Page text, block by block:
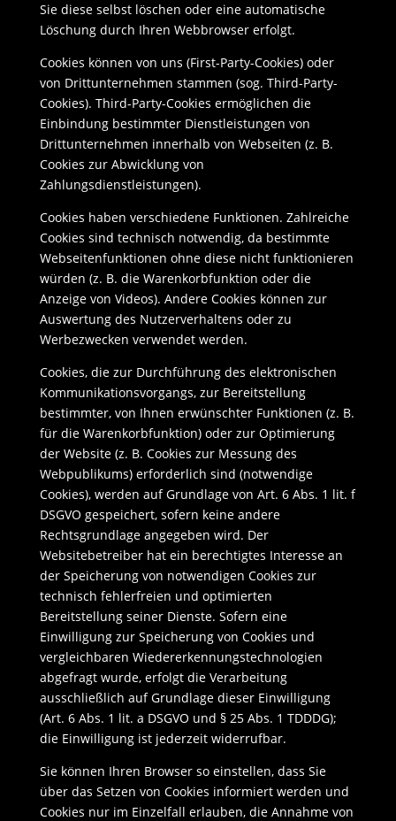
Sie diese selbst löschen oder eine automatische
Löschung durch Ihren Webbrowser erfolgt.
Cookies können von uns (First-Party-Cookies) oder
von Drittunternehmen stammen (sog. Third-Party-
Cookies). Third-Party-Cookies ermöglichen die
Einbindung bestimmter Dienstleistungen von
Drittunternehmen innerhalb von Webseiten (z. B.
Cookies zur Abwicklung von
Zahlungsdienstleistungen).
Cookies haben verschiedene Funktionen. Zahlreiche
Cookies sind technisch notwendig, da bestimmte
Webseitenfunktionen ohne diese nicht funktionieren
würden (z. B. die Warenkorbfunktion oder die
Anzeige von Videos). Andere Cookies können zur
Auswertung des Nutzerverhaltens oder zu
Werbezwecken verwendet werden.
Cookies, die zur Durchführung des elektronischen
Kommunikationsvorgangs, zur Bereitstellung
bestimmter, von Ihnen erwünschter Funktionen (z. B.
für die Warenkorbfunktion) oder zur Optimierung
der Website (z. B. Cookies zur Messung des
Webpublikums) erforderlich sind (notwendige
Cookies), werden auf Grundlage von Art. 6 Abs. 1 lit. f
DSGVO gespeichert, sofern keine andere
Rechtsgrundlage angegeben wird. Der
Websitebetreiber hat ein berechtigtes Interesse an
der Speicherung von notwendigen Cookies zur
technisch fehlerfreien und optimierten
Bereitstellung seiner Dienste. Sofern eine
Einwilligung zur Speicherung von Cookies und
vergleichbaren Wiedererkennungstechnologien
abgefragt wurde, erfolgt die Verarbeitung
ausschließlich auf Grundlage dieser Einwilligung
(Art. 6 Abs. 1 lit. a DSGVO und § 25 Abs. 1 TDDDG);
die Einwilligung ist jederzeit widerrufbar.
Sie können Ihren Browser so einstellen, dass Sie
über das Setzen von Cookies informiert werden und
Cookies nur im Einzelfall erlauben, die Annahme von